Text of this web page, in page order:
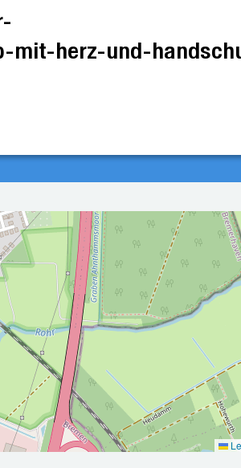
mit-herz-und-
2026-08-
11T05:00:00Z
Meist bewölkt